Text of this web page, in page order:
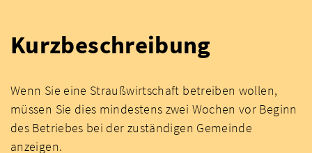
Kurzbeschreibung
Wenn Sie eine Straußwirtschaft betreiben wollen,
müssen Sie dies mindestens zwei Wochen vor Beginn
des Betriebes bei der zuständigen Gemeinde
anzeigen.